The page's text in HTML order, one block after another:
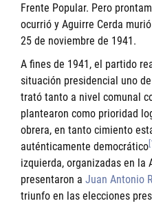
Frente Popular. Pero
ocurrió y Aguirre Cerda
25 de noviembre de 1941.
A fines de 1941, el partido
situación presidencial uno
trató tanto a nivel comunal
plantearon como prioridad
obrera, en tanto cimiento
auténticamente democrático
izquierda, organizadas en la
presentaron a Juan Antonio
triunfo en las elecciones